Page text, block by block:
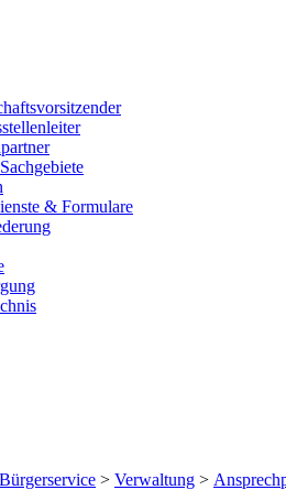
& Formulare
Bürgerservice > Verwaltung >